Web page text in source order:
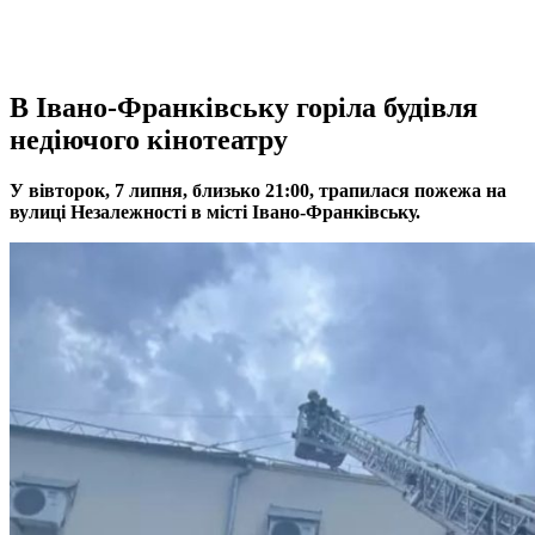
В Івано-Франківську горіла будівля
недіючого кінотеатру
У вівторок, 7 липня, близько 21:00, трапилася пожежа на
вулиці Незалежності в місті Івано-Франківську.